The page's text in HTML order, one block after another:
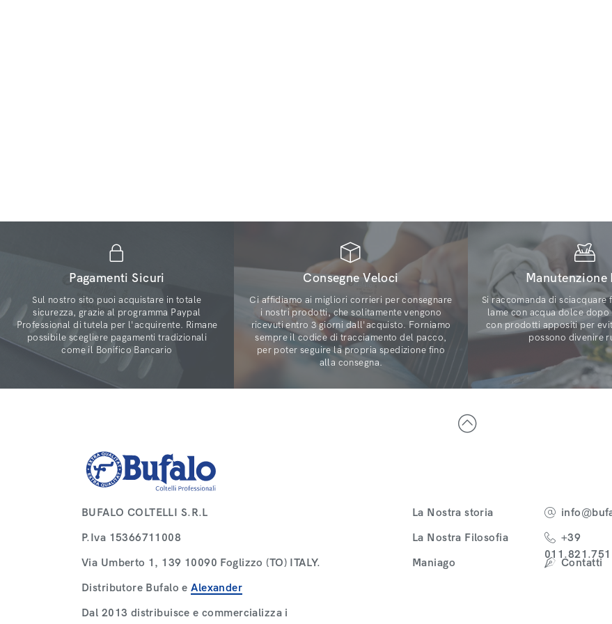
Pagamenti Sicuri
Sul nostro sito puoi acquistare in totale
sicurezza, grazie al programma Paypal
Professional di tutela per l'acquirente. Rimane
possibile scegliere pagamenti tradizionali
come il Bonifico Bancario
Consegne Veloci
Ci affidiamo ai migliori corrieri per consegnare
i nostri prodotti, che solitamente vengono
ricevuti entro 3 giorni dall'acquisto. Forniamo
sempre il codice di tracciamento del pacco,
per poter seguire la propria spedizione fino
alla consegna.
Manutenzione
Si raccomanda di sciacquare
lame con acqua dolce
con prodotti appositi per
possono divenire
BUFALO COLTELLI S.R.L
P.Iva 15366711008
Via Umberto 1, 139 10090 Foglizzo (TO) ITALY.
Distributore Bufalo eAlexander
Dal 2013 distribuisce e commercializza i
La Nostra storia
La Nostra Filosofia
Maniago
+39
Contatti